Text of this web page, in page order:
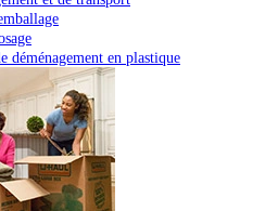
déménagement en plastique